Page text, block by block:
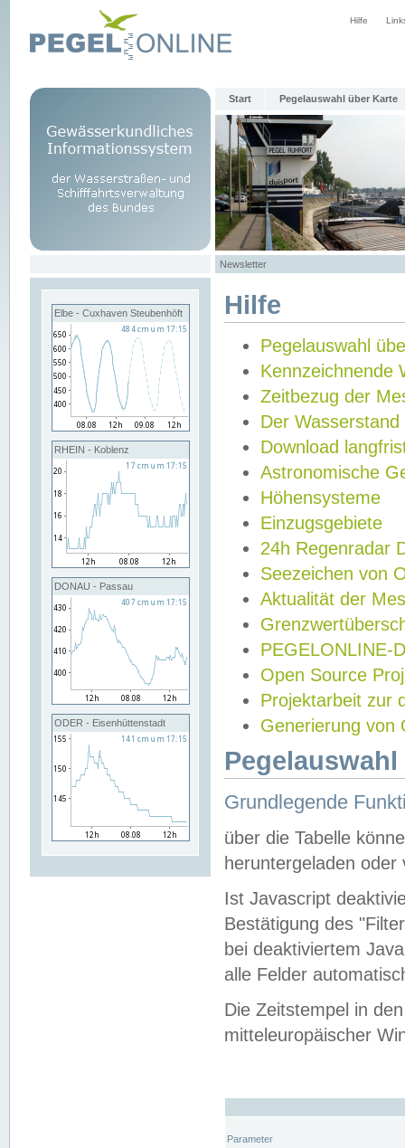
Hilfe
Start Pegelauswahl über Karte
Newsletter
Elbe - Cuxhaven Steubenhöft
RHEIN - Koblenz
DONAU - Passau
ODER - Eisenhüttenstadt
Hilfe
Pegelauswahl
Kennzeichnende
Zeitbezug der
Der Wasserstand
Download
Astronomische
Höhensysteme
Einzugsgebiete
24h Regenradar
Seezeichen von
Aktualität der
PEGELONLINE-
Open Source
Projektarbeit zur
Generierung von
Grundlegende
über die Tabelle
heruntergeladen oder
Ist Javascript
Bestätigung des
bei deaktiviertem
alle Felder
Die Zeitstempel in
mitteleuropäischer
Parameter